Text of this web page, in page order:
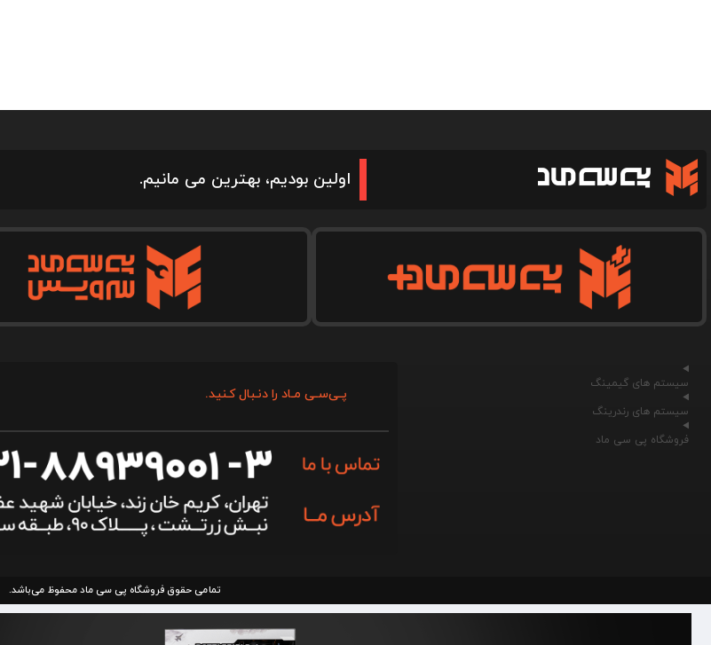
اولین بودیم، بهترین می مانیم.
سیستم های گیمینگ
سیستم های رندرینگ
فروشگاه پی سی ماد
پـی‌سـی مـاد را دنـبال کـنید.
تمامی حقوق فروشگاه پی سی ماد محفوظ می‌باشد.